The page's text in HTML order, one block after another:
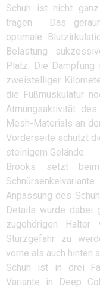
Schuh ist nicht
tragen. Das
optimale
Belastung
Platz. Die Dämpfung
zweistelliger
die Fußmuskulatur
Atmungsaktivität
Mesh-Materials an
Vorderseite schützt
steinigem Gelände.
Brooks setzt
Anpassung des
Details wurde dabei
zugehörigen
Sturzgefahr zu
vorne als auch hinten
Schuh ist in drei
Variante in Deep